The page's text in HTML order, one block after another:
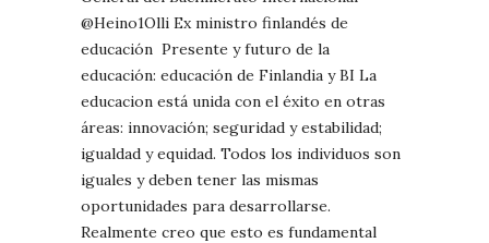
@Heino1Olli Ex ministro finlandés de
educación Presente y futuro de la
educación: educación de Finlandia y BI La
educacion está unida con el éxito en otras
áreas: innovación; seguridad y estabilidad;
igualdad y equidad. Todos los individuos son
iguales y deben tener las mismas
oportunidades para desarrollarse.
Realmente creo que esto es fundamental